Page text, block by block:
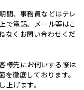
間、事務員などはテレ
で電話、メール等はこ
なくお問い合わせくだ
様先にお伺いする際は
徹底しております。
上げます。